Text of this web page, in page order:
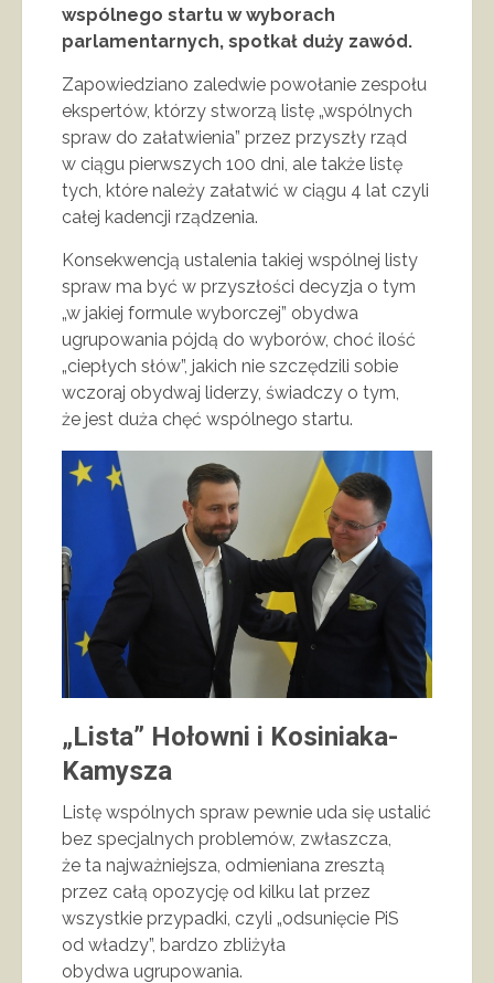
wspólnego startu w wyborach
parlamentarnych, spotkał duży zawód.
Zapowiedziano zaledwie powołanie zespołu
ekspertów, którzy stworzą listę „wspólnych
spraw do załatwienia” przez przyszły rząd
w ciągu pierwszych 100 dni, ale także listę
tych, które należy załatwić w ciągu 4 lat czyli
całej kadencji rządzenia.
Konsekwencją ustalenia takiej wspólnej listy
spraw ma być w przyszłości decyzja o tym
„w jakiej formule wyborczej” obydwa
ugrupowania pójdą do wyborów, choć ilość
„ciepłych słów”, jakich nie szczędzili sobie
wczoraj obydwaj liderzy, świadczy o tym,
że jest duża chęć wspólnego startu.
„Lista” Hołowni i Kosiniaka-
Kamysza
Listę wspólnych spraw pewnie uda się ustalić
bez specjalnych problemów, zwłaszcza,
że ta najważniejsza, odmieniana zresztą
przez całą opozycję od kilku lat przez
wszystkie przypadki, czyli „odsunięcie PiS
od władzy”, bardzo zbliżyła
obydwa ugrupowania.